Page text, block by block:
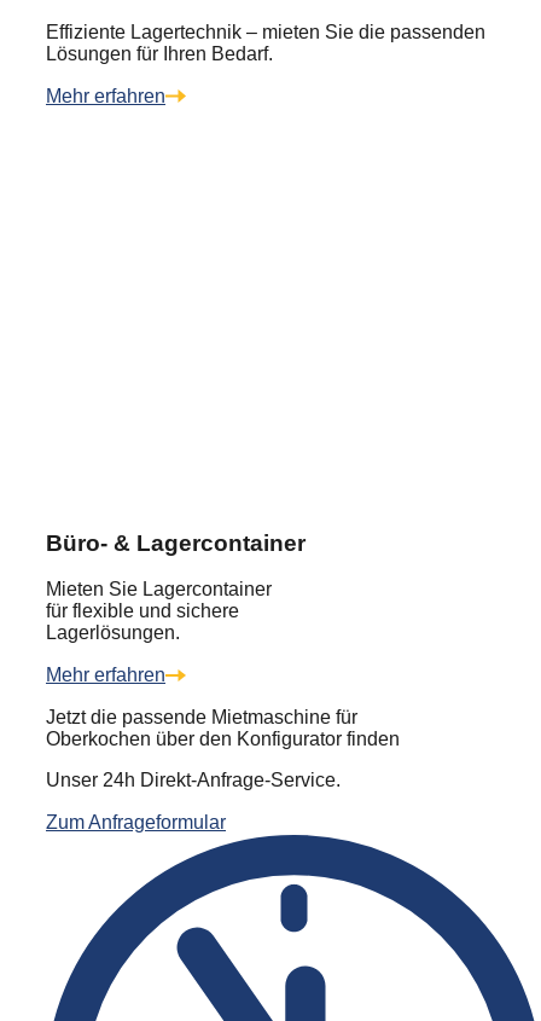
Effiziente Lagertechnik – mieten Sie die passenden
Lösungen für Ihren Bedarf.
Mehr erfahren
Büro- & Lagercontainer
Mieten Sie Lagercontainer
für flexible und sichere
Lagerlösungen.
Mehr erfahren
Jetzt die passende Mietmaschine für
Oberkochen über den Konfigurator finden
Unser 24h Direkt-Anfrage-Service.
Zum Anfrageformular